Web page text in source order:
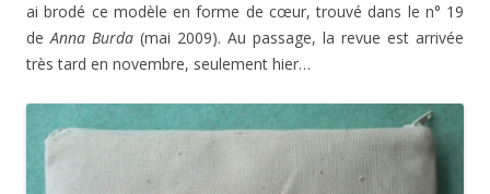
ai brodé ce modèle en forme de cœur, trouvé dans le n° 19
deAnna Burda (mai 2009). Au passage, la revue est arrivée
très tard en novembre, seulement hier…